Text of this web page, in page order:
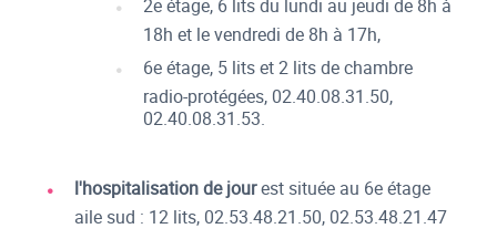
2e étage, 6 lits du lundi au jeudi de 8h à
18h et le vendredi de 8h à 17h,
6e étage, 5 lits et 2 lits de chambre
radio-protégées, 02.40.08.31.50,
02.40.08.31.53.
l'hospitalisation de jourest située au 6e étage
aile sud : 12 lits, 02.53.48.21.50, 02.53.48.21.47